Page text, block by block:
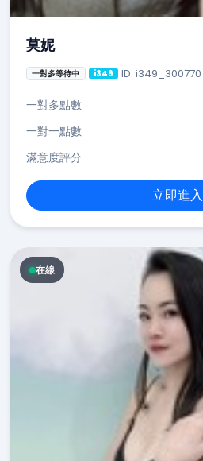
莫妮
一對多等待中 i349 ID: i349_300770
一對多點數
一對一點數
滿意度評分
立即進入
在線